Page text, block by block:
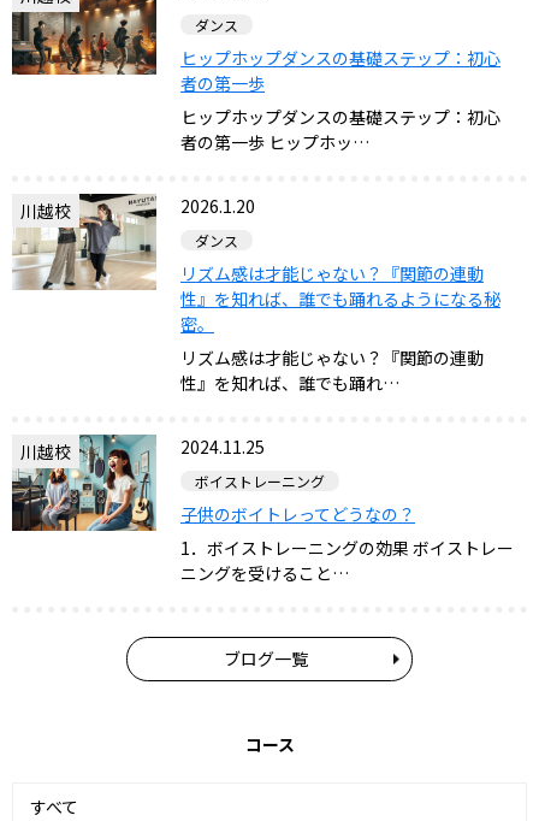
ダンス
ヒップホップダンスの基礎ステップ：初心
者の第一歩
ヒップホップダンスの基礎ステップ：初心
者の第一歩 ヒップホッ…
川越校 2026.1.20
ダンス
リズム感は才能じゃない？『関節の連動
性』を知れば、誰でも踊れるようになる秘
密。
リズム感は才能じゃない？『関節の連動
性』を知れば、誰でも踊れ…
川越校 2024.11.25
ボイストレーニング
子供のボイトレってどうなの？
1．ボイストレーニングの効果 ボイストレー
ニングを受けること…
ブログ一覧
コース
すべて